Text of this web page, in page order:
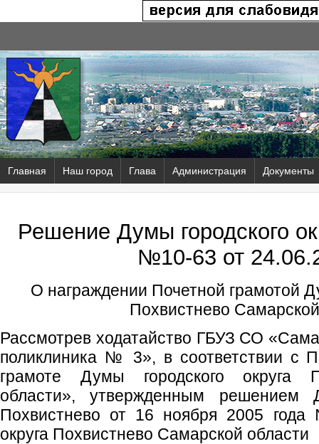
Главная Наш город Глава Администрация Документы
Решение Думы городского
№10-63 от
О награждении Почетной грамотой
Похвистнево
Рассмотрев ходатайство ГБУЗ СО
поликлиника № 3», в соответствии с
грамоте Думы городского округа
области», утвержденным решением
Похвистнево от 16 ноября 2005
округа Похвистнево Самарской области